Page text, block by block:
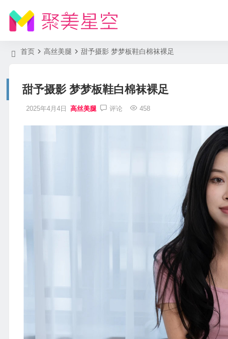
首页 高丝美腿 甜予摄影 梦梦板鞋白棉袜裸足
甜予摄影 梦梦板鞋白棉袜裸足
2025年4月4日 高丝美腿 评论 458